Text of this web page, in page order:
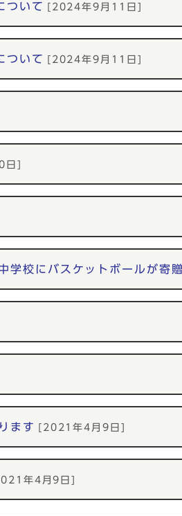
ついて [2024年9月11日]
ついて [2024年9月11日]
日]
学校にバスケットボールが寄
ます [2021年4月9日]
年4月9日]